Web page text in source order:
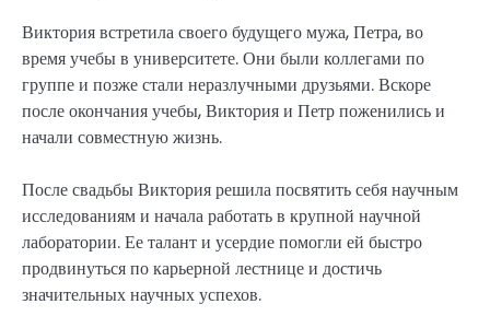
Виктория встретила своего будущего мужа, Петра, во
время учебы в университете. Они были коллегами по
группе и позже стали неразлучными друзьями. Вскоре
после окончания учебы, Виктория и Петр поженились и
начали совместную жизнь.
После свадьбы Виктория решила посвятить себя научным
исследованиям и начала работать в крупной научной
лаборатории. Ее талант и усердие помогли ей быстро
продвинуться по карьерной лестнице и достичь
значительных научных успехов.